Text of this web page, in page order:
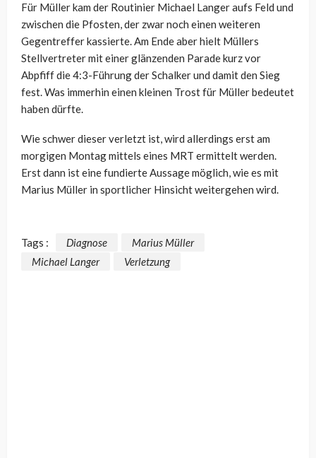
Für Müller kam der Routinier Michael Langer aufs Feld und
zwischen die Pfosten, der zwar noch einen weiteren
Gegentreffer kassierte. Am Ende aber hielt Müllers
Stellvertreter mit einer glänzenden Parade kurz vor
Abpfiff die 4:3-Führung der Schalker und damit den Sieg
fest. Was immerhin einen kleinen Trost für Müller bedeutet
haben dürfte.
Wie schwer dieser verletzt ist, wird allerdings erst am
morgigen Montag mittels eines MRT ermittelt werden.
Erst dann ist eine fundierte Aussage möglich, wie es mit
Marius Müller in sportlicher Hinsicht weitergehen wird.
Tags : Diagnose
Marius Müller
Michael Langer
Verletzung